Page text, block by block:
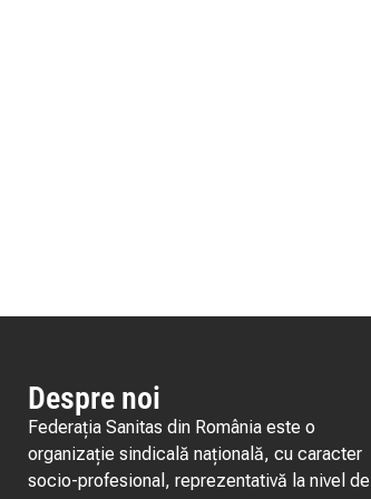
Despre noi
Federația Sanitas din România este o
organizație sindicală națională, cu caracter
socio-profesional, reprezentativă la nivel de